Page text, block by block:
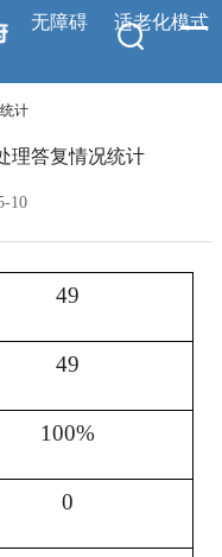
无障碍 适老化模式
计
理答复情况统计
10
49
49
100%
0